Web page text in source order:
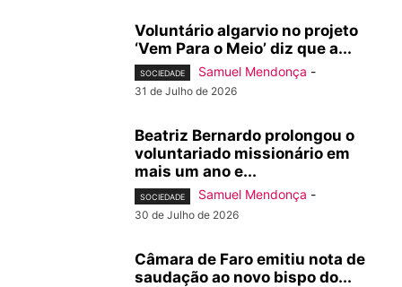
Voluntário algarvio no projeto
‘Vem Para o Meio’ diz que a...
SOCIEDADE Samuel Mendonça -
31 de Julho de 2026
Beatriz Bernardo prolongou o
voluntariado missionário em
mais um ano e...
SOCIEDADE Samuel Mendonça -
30 de Julho de 2026
Câmara de Faro emitiu nota de
saudação ao novo bispo do...